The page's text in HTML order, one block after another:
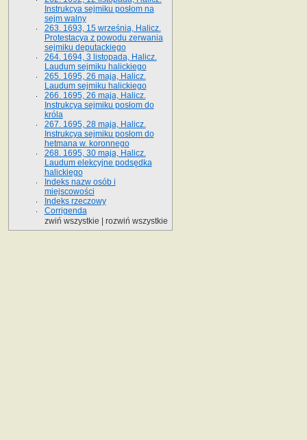
Instrukcya sejmiku posłom na
sejm walny
263. 1693, 15 września, Halicz.
Protestacya z powodu zerwania
sejmiku deputackiego
264. 1694, 3 listopada, Halicz.
Laudum sejmiku halickiego
265. 1695, 26 maja, Halicz.
Laudum sejmiku halickiego
266. 1695, 26 maja, Halicz.
Instrukcya sejmiku posłom do
króla
267. 1695, 28 maja, Halicz.
Instrukcya sejmiku posłom do
hetmana w. koronnego
268. 1695, 30 maja, Halicz.
Laudum elekcyjne podsędka
halickiego
Indeks nazw osób i
miejscowości
Indeks rzeczowy
Corrigenda
zwiń wszystkie
rozwiń wszystkie